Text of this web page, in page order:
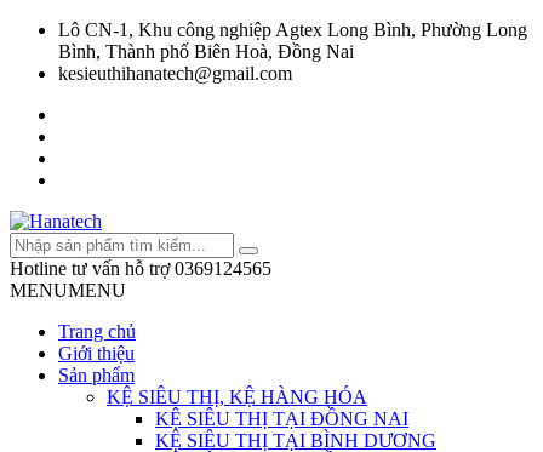
Lô CN-1, Khu công nghiệp Agtex Long Bình, Phường Long
Bình, Thành phố Biên Hoà, Đồng Nai
kesieuthihanatech@gmail.com
Hotline tư vấn hỗ trợ 0369124565
MENUMENU
Trang chủ
Giới thiệu
Sản phẩm
KỆ SIÊU THỊ, KỆ HÀNG HÓA
KỆ SIÊU THỊ TẠI ĐỒNG NAI
KỆ SIÊU THỊ TẠI BÌNH DƯƠNG